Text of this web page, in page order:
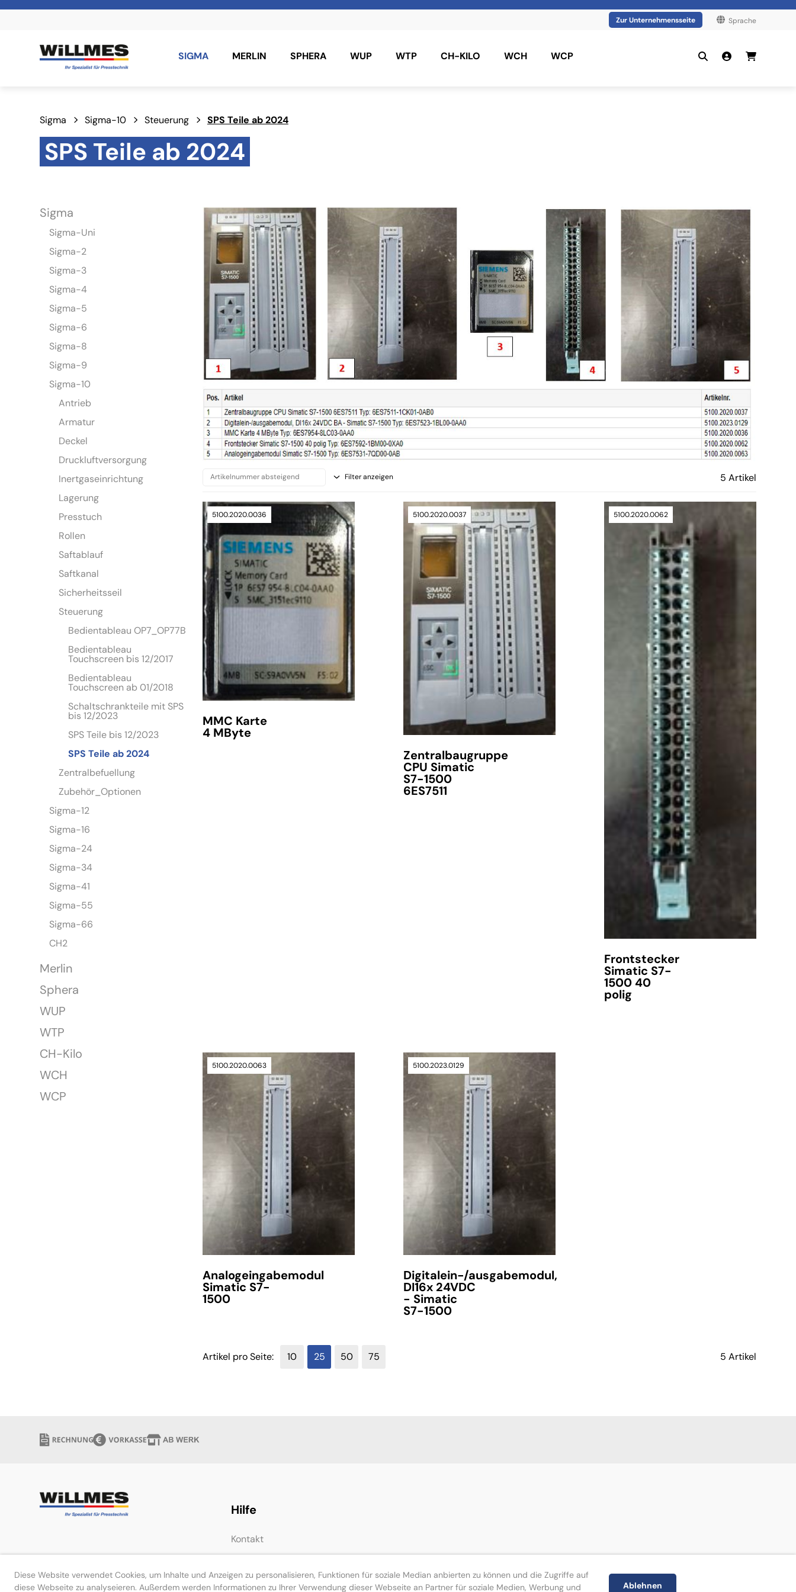
Diese Website verwendet Cookies, um Inhalte und Anzeigen zu personalisieren, Funktionen für soziale Median anbierten zu können und die Zugriffe auf
diese Webseite zu analyseieren. Außerdem werden Informationen zu Ihrer Verwendung dieser Webseite an Partner für soziale Medien, Werbung und
Ablehnen
Sprache
Zur Unternehmensseite
SIGMA MERLIN SPHERA WUP WTP CH-KILO WCH WCP
Sigma Sigma-10 Steuerung SPS Teile ab 2024
SPS Teile ab 2024
Sigma
Sigma-Uni
Sigma-2
Sigma-3
Sigma-4
Sigma-5
Sigma-6
Sigma-8
Sigma-9
Sigma-10
Antrieb
Armatur
Deckel
Druckluftversorgung
Inertgaseinrichtung
Lagerung
Presstuch
Rollen
Saftablauf
Saftkanal
Sicherheitsseil
Steuerung
Bedientableau OP7_OP77B
Bedientableau
Touchscreen bis 12/2017
Bedientableau
Touchscreen ab 01/2018
Schaltschrankteile mit SPS
bis 12/2023
SPS Teile bis 12/2023
SPS Teile ab 2024
Zentralbefuellung
Zubehör_Optionen
Sigma-12
Sigma-16
Sigma-24
Sigma-34
Sigma-41
Sigma-55
Sigma-66
CH2
Merlin
Sphera
WUP
WTP
CH-Kilo
WCH
WCP
Filter anzeigen 5 Artikel
5100.2020.0036
MMC Karte
4 MByte
5100.2020.0037
Zentralbaugruppe
CPU Simatic
S7-1500
6ES7511
5100.2020.0062
Frontstecker
Simatic S7-
1500 40
polig
5100.2020.0063
Analogeingabemodul
Simatic S7-
1500
5100.2023.0129
Digitalein-/ausgabemodul,
DI16x 24VDC
- Simatic
S7-1500
5 Artikel
Artikel pro Seite: 10 25 50 75
Hilfe
Kontakt